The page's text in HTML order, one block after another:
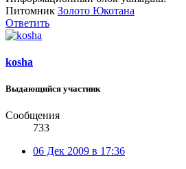
Питомник Золото Юкотана
Ответить
kosha
Выдающийся участник
Сообщения
733
06 Дек 2009 в 17:36